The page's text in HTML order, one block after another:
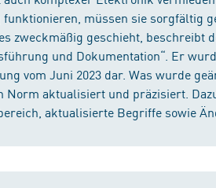
müssen sie sorgfältig
zweckmäßig geschieht, beschreibt
und Dokumentation“. Er
vom Juni 2023 dar. Was wurde
Norm aktualisiert und präzisiert.
aktualisierte Begriffe sowie